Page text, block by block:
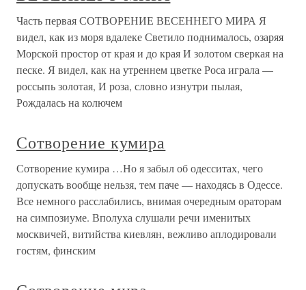
Часть первая СОТВОРЕНИЕ ВЕСЕННЕГО МИРА Я
видел, как из моря вдалеке Светило поднималось, озаряя
Морской простор от края и до края И золотом сверкая на
песке. Я видел, как на утреннем цветке Роса играла —
россыпь золотая, И роза, словно изнутри пылая,
Рождалась на колючем
Сотворение кумира
Сотворение кумира …Но я забыл об одесситах, чего
допускать вообще нельзя, тем паче — находясь в Одессе.
Все немного расслабились, внимая очередным ораторам
на симпозиуме. Вполуха слушали речи именитых
москвичей, витийства киевлян, вежливо аплодировали
гостям, финским